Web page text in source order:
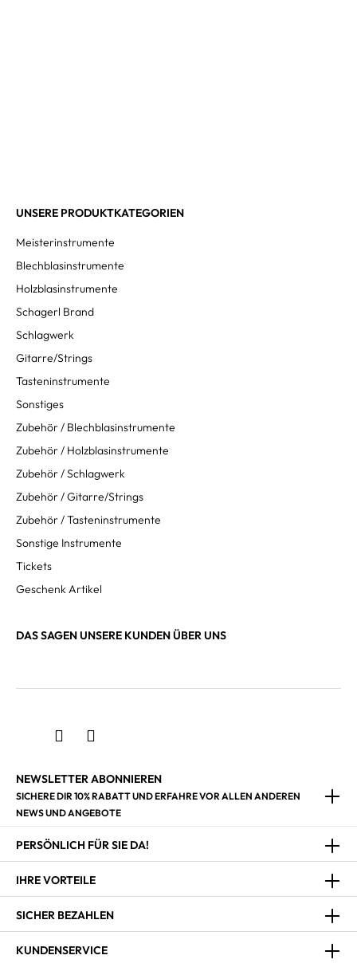
UNSERE PRODUKTKATEGORIEN
Meisterinstrumente
Blechblasinstrumente
Holzblasinstrumente
Schagerl Brand
Schlagwerk
Gitarre/Strings
Tasteninstrumente
Sonstiges
Zubehör / Blechblasinstrumente
Zubehör / Holzblasinstrumente
Zubehör / Schlagwerk
Zubehör / Gitarre/Strings
Zubehör / Tasteninstrumente
Sonstige Instrumente
Tickets
Geschenk Artikel
DAS SAGEN UNSERE KUNDEN ÜBER UNS
NEWSLETTER ABONNIEREN
SICHERE DIR 10% RABATT UND ERFAHRE VOR ALLEN ANDEREN
NEWS UND ANGEBOTE
PERSÖNLICH FÜR SIE DA!
IHRE VORTEILE
SICHER BEZAHLEN
KUNDENSERVICE